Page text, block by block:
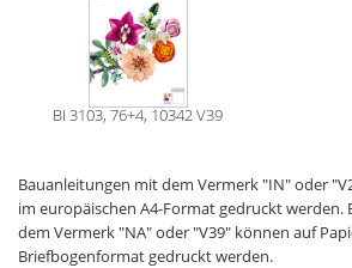
BI 3103, 76+4, 10342 V39
Bauanleitungen mit dem Vermerk "IN" oder
im europäischen A4-Format gedruckt werden.
dem Vermerk "NA" oder "V39" können auf
Briefbogenformat gedruckt werden.